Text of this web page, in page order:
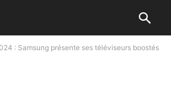
: Samsung présente ses téléviseurs boostés